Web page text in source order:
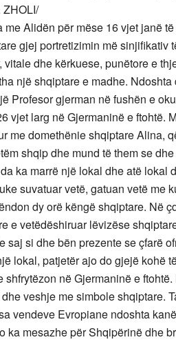
ZHOLI/
me Alidën për mëse 16 vjet janë
gjej portretizimin më sinjifikativ
vitale dhe kërkuese, punëtore e
një shqiptare e madhe.
Profesor gjerman në fushën e
vjet larg në Gjermaninë e ftohtë.
me domethënie shqiptare Alina,
shqip dhe mund të them se
ka marrë një lokal dhe atë lokal
suvatuar vetë, gatuan vetë me
dy orë këngë shqiptare. Në
e vetëdëshiruar lëvizëse
saj si dhe bën prezente se çfarë
lokal, patjetër ajo do gjejë kohë
shfrytëzon në Gjermaninë e
veshje me simbole shqiptare.
vendeve Evropiane ndoshta
ka mesazhe për Shqipërinë dhe